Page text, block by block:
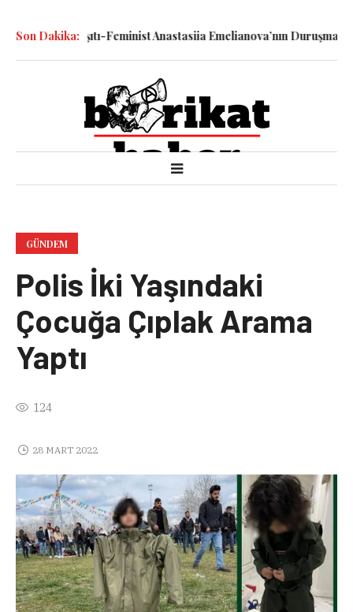
Son Dakika:
Karşıtı-Feminist Anastasiia Emelianova’nın Duruşması
GÜNDEM
Polis İki Yaşındaki
Çocuğa Çıplak Arama
Yaptı
124
28 MART 2022